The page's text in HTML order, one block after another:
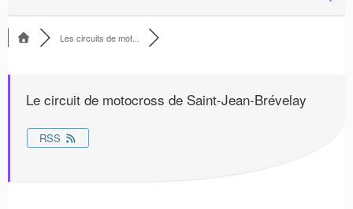
Les circuits de mot...
Le circuit de motocross de Saint-Jean-Brévelay
RSS